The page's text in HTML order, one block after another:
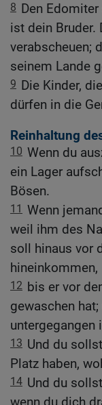
8 Den
ist dein Bruder.
verabscheuen;
seinem Lande
9 Die Kinder,
dürfen in die
Reinhaltung
10 Wenn du
ein Lager
Bösen.
11 Wenn
weil ihm des
soll hinaus vor
hineinkommen,
12 bis er vor
gewaschen
untergegangen
13 Und du
Platz haben,
14 Und du